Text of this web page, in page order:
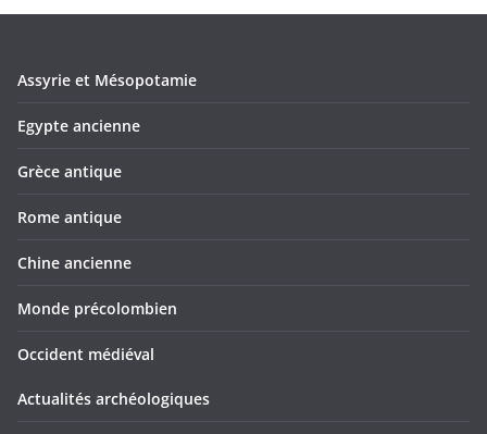
Assyrie et Mésopotamie
Egypte ancienne
Grèce antique
Rome antique
Chine ancienne
Monde précolombien
Occident médiéval
Actualités archéologiques